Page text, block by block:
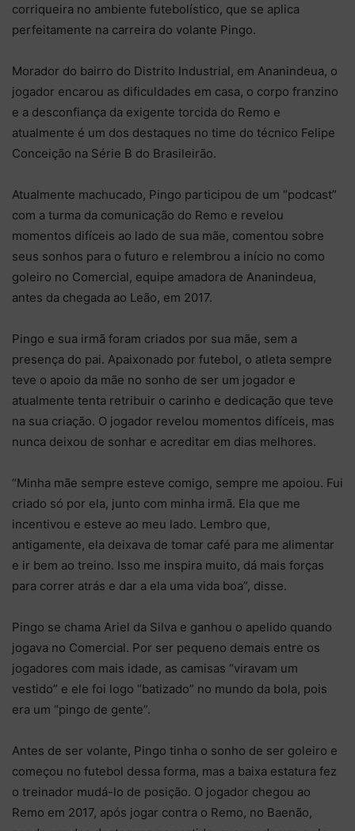
corriqueira no ambiente futebolístico, que se aplica
perfeitamente na carreira do volante Pingo.
Morador do bairro do Distrito Industrial, em Ananindeua, o
jogador encarou as dificuldades em casa, o corpo franzino
e a desconfiança da exigente torcida do Remo e
atualmente é um dos destaques no time do técnico Felipe
Conceição na Série B do Brasileirão.
Atualmente machucado, Pingo participou de um “podcast”
com a turma da comunicação do Remo e revelou
momentos difíceis ao lado de sua mãe, comentou sobre
seus sonhos para o futuro e relembrou a início no como
goleiro no Comercial, equipe amadora de Ananindeua,
antes da chegada ao Leão, em 2017.
Pingo e sua irmã foram criados por sua mãe, sem a
presença do pai. Apaixonado por futebol, o atleta sempre
teve o apoio da mãe no sonho de ser um jogador e
atualmente tenta retribuir o carinho e dedicação que teve
na sua criação. O jogador revelou momentos difíceis, mas
nunca deixou de sonhar e acreditar em dias melhores.
“Minha mãe sempre esteve comigo, sempre me apoiou. Fui
criado só por ela, junto com minha irmã. Ela que me
incentivou e esteve ao meu lado. Lembro que,
antigamente, ela deixava de tomar café para me alimentar
e ir bem ao treino. Isso me inspira muito, dá mais forças
para correr atrás e dar a ela uma vida boa”, disse.
Pingo se chama Ariel da Silva e ganhou o apelido quando
jogava no Comercial. Por ser pequeno demais entre os
jogadores com mais idade, as camisas “viravam um
vestido” e ele foi logo “batizado” no mundo da bola, pois
era um “pingo de gente”.
Antes de ser volante, Pingo tinha o sonho de ser goleiro e
começou no futebol dessa forma, mas a baixa estatura fez
o treinador mudá-lo de posição. O jogador chegou ao
Remo em 2017, após jogar contra o Remo, no Baenão,